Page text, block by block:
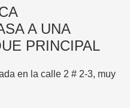
A UNA
PRINCIPAL
en la calle 2 # 2-3, muy